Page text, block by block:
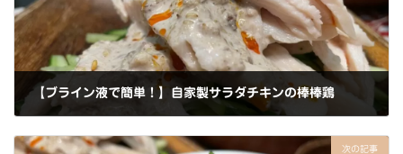
【ブライン液で簡単！】自家製サラダチキンの棒棒鶏
次の記事